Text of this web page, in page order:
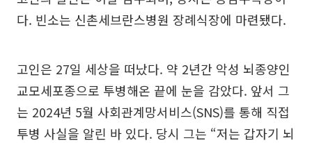
다. 빈소는 신촌세브란스병원 장례식장에 마련됐다.
고인은 27일 세상을 떠났다. 약 2년간 악성 뇌종양인
교모세포종으로 투병해온 끝에 눈을 감았다. 앞서 그
는 2024년 5월 사회관계망서비스(SNS)를 통해 직접
투병 사실을 알린 바 있다. 당시 그는 “저는 갑자기 뇌